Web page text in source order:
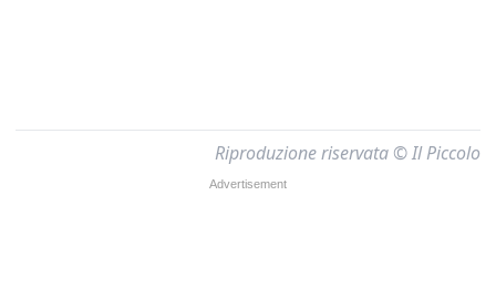
Riproduzione riservata © Il Piccolo